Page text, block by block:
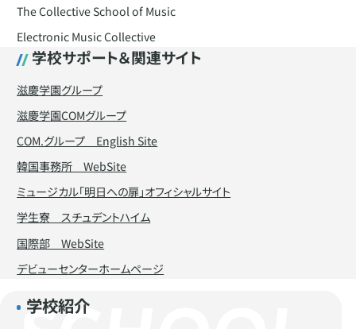
The Collective School of Music
Electronic Music Collective
学校サポート＆関連サイト
滋慶学園グループ
滋慶学園COMグループ
COM.グループ English Site
韓国事務所 WebSite
ミュージカル「明日への扉」オフィシャルサイト
学生寮 スチュデントハイム
国際部 WebSite
デビューセンターホームページ
学校紹介